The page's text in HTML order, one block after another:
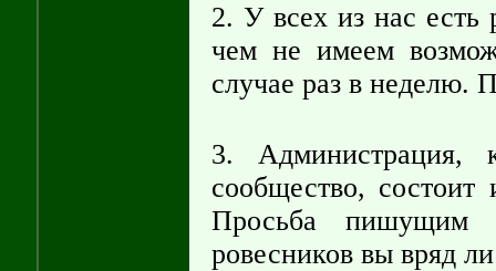
2. У всех из нас есть
чем не имеем
случае раз в неделю.
3.
сообщество, состоит
Просьба пишущим
ровесников вы вряд